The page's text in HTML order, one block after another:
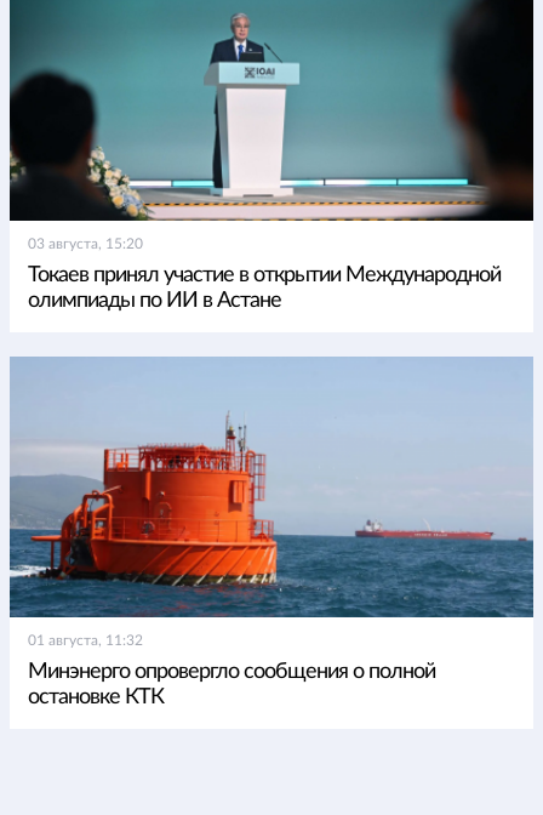
03 августа, 15:20
Токаев принял участие в открытии Международной
олимпиады по ИИ в Астане
01 августа, 11:32
Минэнерго опровергло сообщения о полной
остановке КТК